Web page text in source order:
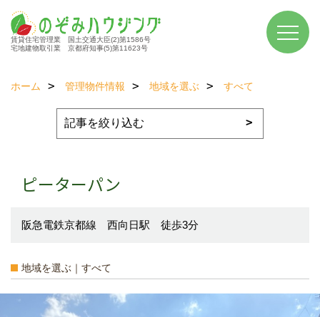
賃貸住宅管理業 国土交通大臣(2)第1586号
宅地建物取引業 京都府知事(5)第11623号
ホーム 管理物件情報 地域を選ぶ すべて
ピーターパン
阪急電鉄京都線 西向日駅 徒歩3分
地域を選ぶ｜すべて